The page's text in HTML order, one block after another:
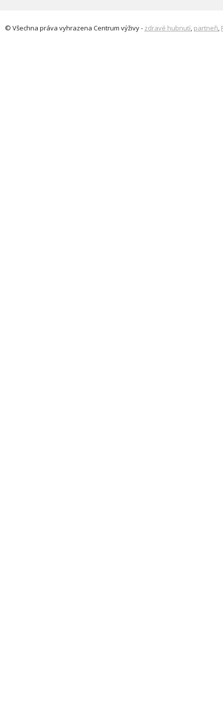
© Všechna práva vyhrazena Centrum výživy- zdravé hubnutí, partneři,